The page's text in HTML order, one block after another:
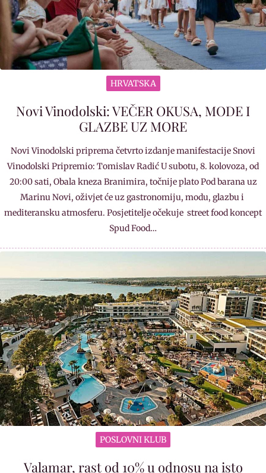
HRVATSKA
Novi Vinodolski: VEČER OKUSA, MODE I
GLAZBE UZ MORE
Novi Vinodolski priprema četvrto izdanje manifestacije Snovi
Vinodolski Pripremio: Tomislav Radić U subotu, 8. kolovoza, od
20:00 sati, Obala kneza Branimira, točnije plato Pod barana uz
Marinu Novi, oživjet će uz gastronomiju, modu, glazbu i
mediteransku atmosferu. Posjetitelje očekuje street food koncept
Spud Food…
POSLOVNI KLUB
Valamar, rast od 10% u odnosu na isto